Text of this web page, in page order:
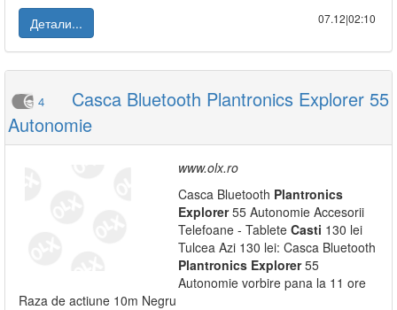
Детали...
07.12|02:10
4
Casca Bluetooth Plantronics Explorer 55
Autonomie
www.olx.ro
Casca Bluetooth Plantronics
Explorer55 Autonomie Accesorii
Telefoane - Tablete Casti 130 lei
Tulcea Azi 130 lei: Casca Bluetooth
Plantronics Explorer55
Autonomie vorbire pana la 11 ore
Raza de actiune 10m Negru